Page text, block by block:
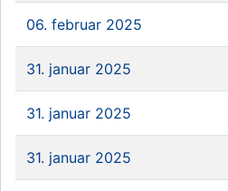
06. februar 2025
31. januar 2025
31. januar 2025
31. januar 2025